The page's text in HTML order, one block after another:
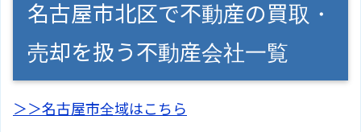
名古屋市北区で不動産の買取・
売却を扱う不動産会社一覧
＞＞名古屋市全域はこちら